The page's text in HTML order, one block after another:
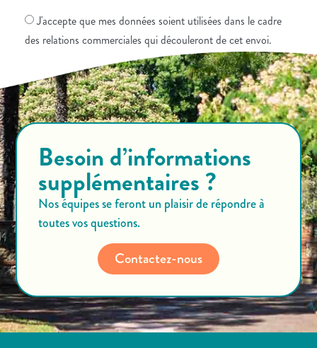
J'accepte que mes données soient utilisées dans le cadre
des relations commerciales qui découleront de cet envoi.
ENVOYER
Besoin d’informations
supplémentaires ?
Nos équipes se feront un plaisir de répondre à
toutes vos questions.
Contactez-nous